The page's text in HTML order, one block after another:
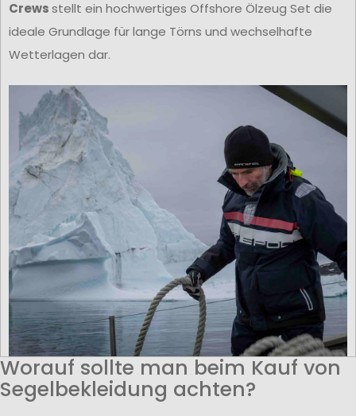
Crewsstellt ein hochwertiges Offshore Ölzeug Set die
ideale Grundlage für lange Törns und wechselhafte
Wetterlagen dar.
Worauf sollte man beim Kauf von
Segelbekleidung achten?